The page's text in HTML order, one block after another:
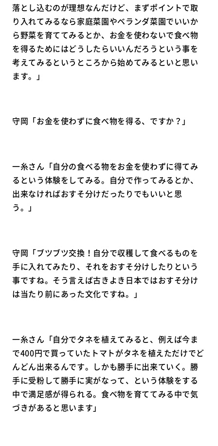
落とし込むのが理想なんだけど、まずポイントで取
り入れてみるなら家庭菜園やベランダ菜園でいいか
ら野菜を育ててみるとか、お金を使わないで食べ物
を得るためにはどうしたらいいんだろうという事を
考えてみるというところから始めてみるといと思い
ます。」
守岡「お金を使わずに食べ物を得る、ですか？」
一糸さん「自分の食べる物をお金を使わずに得てみ
るという体験をしてみる。自分で作ってみるとか、
出来なければおすそ分けだったりでもいいと思
う。」
守岡「ブツブツ交換！自分で収穫して食べるものを
手に入れてみたり、それをおすそ分けしたりという
事ですね。そう言えば古きよき日本ではおすそ分け
は当たり前にあった文化ですね。」
一糸さん「自分でタネを植えてみると、例えば今ま
で400円で買っていたトマトがタネを植えただけでど
んどん出来るんです。しかも勝手に出来ていく。勝
手に受粉して勝手に実がなって、という体験をする
中で満足感が得られる。食べ物を育ててみる中で気
づきがあると思います」